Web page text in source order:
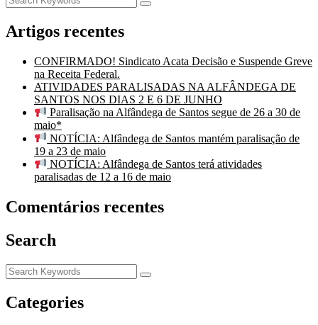
Artigos recentes
CONFIRMADO! Sindicato Acata Decisão e Suspende Greve
na Receita Federal.
ATIVIDADES PARALISADAS NA ALFÂNDEGA DE
SANTOS NOS DIAS 2 E 6 DE JUNHO
Paralisação na Alfândega de Santos segue de 26 a 30 de
maio*
NOTÍCIA: Alfândega de Santos mantém paralisação de
19 a 23 de maio
NOTÍCIA: Alfândega de Santos terá atividades
paralisadas de 12 a 16 de maio
Comentários recentes
Search
Categories